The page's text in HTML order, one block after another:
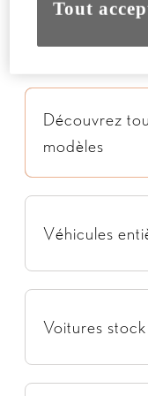
Découvrez
modèles
Véhicules
Voitures
Tout